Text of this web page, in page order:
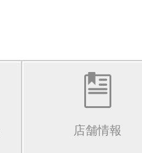
店舗情報